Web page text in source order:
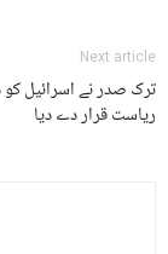
Next article
ترک صدر نے اسرائیل
ریاست قرار دے دیا